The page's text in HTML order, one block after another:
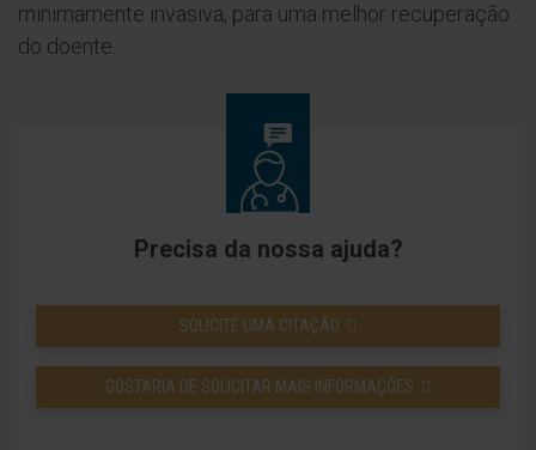
minimamente invasiva, para uma melhor recuperação
do doente.
Precisa da nossa ajuda?
SOLICITE UMA CITAÇÃO
GOSTARIA DE SOLICITAR MAIS INFORMAÇÕES